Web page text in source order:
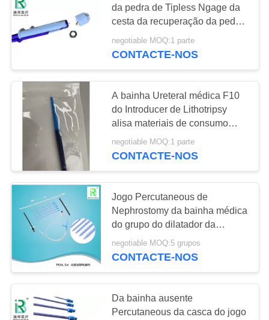
cone de pedra
Stent Ureteral
90
da pedra de Tipless Ngage da
cesta da recuperação da pedra
do endoscópio
negotiable MOQ:1 parte
CONTACTE-NOS
A bainha Ureteral médica F10
do Introducer de Lithotripsy
alisa materiais de consumo
hidrófilos
negotiable MOQ:1 parte
CONTACTE-NOS
Jogo Percutaneous de
Nephrostomy da bainha médica
do grupo do dilatador da
urologia PCNL
negotiable MOQ:5 grupos
CONTACTE-NOS
Da bainha ausente
Percutaneous da casca do jogo